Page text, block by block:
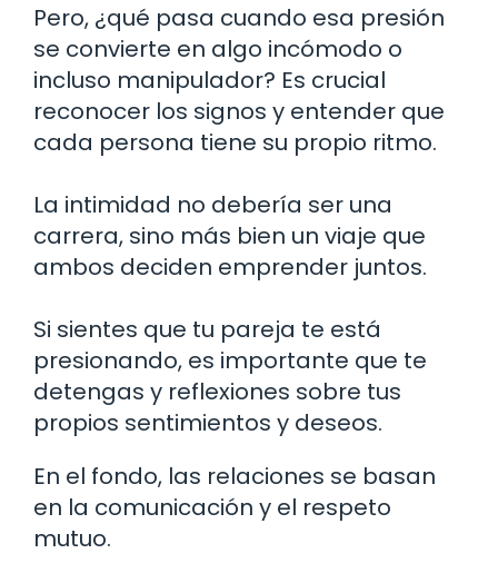
Pero, ¿qué pasa cuando esa presión
se convierte en algo incómodo o
incluso manipulador? Es crucial
reconocer los signos y entender que
cada persona tiene su propio ritmo.
La intimidad no debería ser una
carrera, sino más bien un viaje que
ambos deciden emprender juntos.
Si sientes que tu pareja te está
presionando, es importante que te
detengas y reflexiones sobre tus
propios sentimientos y deseos.
En el fondo, las relaciones se basan
en la comunicación y el respeto
mutuo.